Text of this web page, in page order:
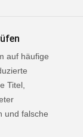
auf häufige
Titel,
und falsche